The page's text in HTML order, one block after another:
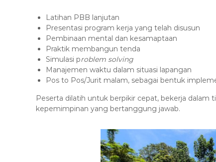
Latihan PBB lanjutan
Presentasi program kerja yang telah disusun
Pembinaan mental dan kesamaptaan
Praktik membangun tenda
Simulasi problem solving
Manajemen waktu dalam situasi lapangan
Pos to Pos/Jurit malam, sebagai bentuk
Peserta dilatih untuk berpikir cepat, bekerja
kepemimpinan yang bertanggung jawab.